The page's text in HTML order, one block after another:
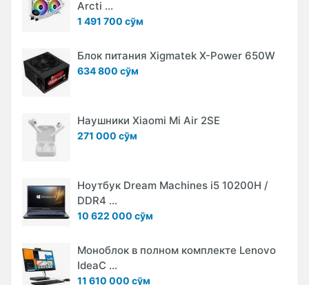
Arcti ...
1 491 700 сўм
Блок питания Xigmatek X-Power 650W
634 800 сўм
Наушники Xiaomi Mi Air 2SE
271 000 сўм
Ноутбук Dream Machines i5 10200H /
DDR4 ...
10 622 000 сўм
Моноблок в полном комплекте Lenovo
IdeaC ...
11 610 000 сўм